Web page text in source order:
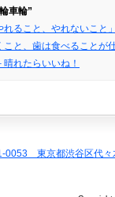
車輪”
ること、やれないこと」
こと、歯は食べることが
れたらいいね！
0053 東京都渋谷区代々